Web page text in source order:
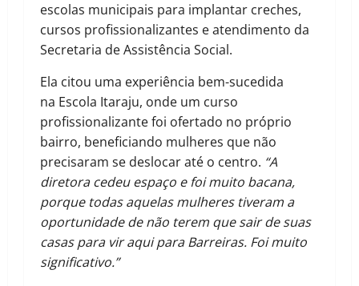
escolas municipais para implantar creches,
cursos profissionalizantes e atendimento da
Secretaria de Assistência Social.
Ela citou uma experiência bem-sucedida
na Escola Itaraju, onde um curso
profissionalizante foi ofertado no próprio
bairro, beneficiando mulheres que não
precisaram se deslocar até o centro. “A
diretora cedeu espaço e foi muito bacana,
porque todas aquelas mulheres tiveram a
oportunidade de não terem que sair de suas
casas para vir aqui para Barreiras. Foi muito
significativo.”